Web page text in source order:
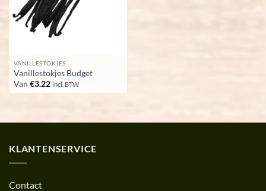
VANILLESTOKJES
Vanillestokjes Budget
Van €3.22 incl. BTW
KLANTENSERVICE
Contact